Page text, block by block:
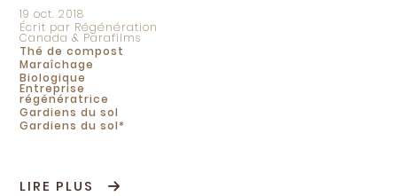
19 oct. 2018
Écrit par Régénération
Canada & Parafilms
Thé de compost
Maraîchage
Biologique
Entreprise
régénératrice
Gardiens du sol
Gardiens du sol*
LIRE PLUS